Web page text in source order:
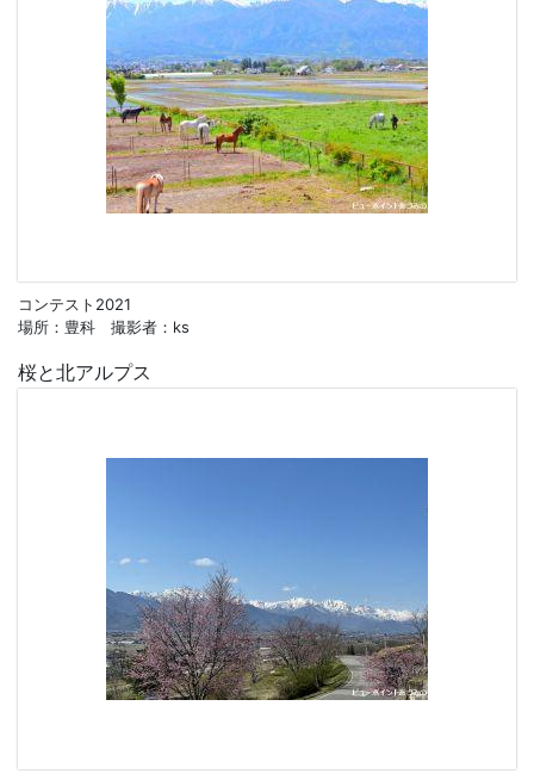
コンテスト2021
場所：豊科 撮影者：ks
桜と北アルプス